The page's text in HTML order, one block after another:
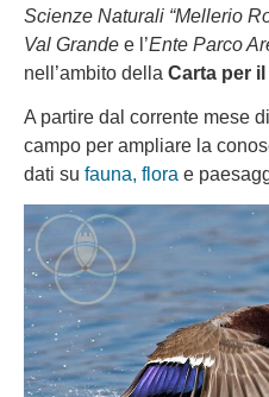
Scienze Naturali “Mellerio
Val Grande e l’Ente Parco
nell’ambito della Carta per
A partire dal corrente mese
campo per ampliare la
dati su fauna, flora e